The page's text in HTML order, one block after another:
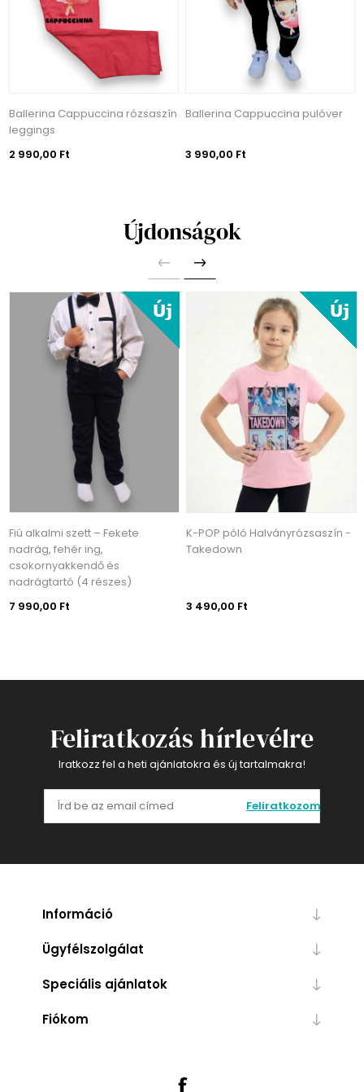
Ballerina Cappuccina rózsaszín
leggings
2 990,00 Ft
Ballerina Cappuccina pulóver
3 990,00 Ft
Újdonságok
Fiú alkalmi szett – Fekete
nadrág, fehér ing,
csokornyakkendő és
nadrágtartó (4 részes)
7 990,00 Ft
K-POP póló Halványrózsaszín -
Takedown
3 490,00 Ft
Feliratkozás hírlevélre
Iratkozz fel a heti ajánlatokra és új tartalmakra!
Feliratkozom
Információ
Ügyfélszolgálat
Speciális ajánlatok
Fiókom